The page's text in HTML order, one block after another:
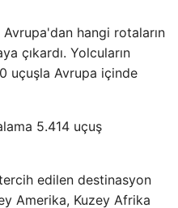
hangi rotaların
çıkardı. Yolcuların
uçuşla Avrupa içinde
5.414 uçuş
edilen destinasyon
Amerika, Kuzey Afrika